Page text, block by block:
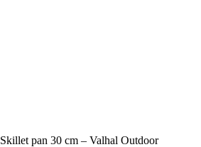
Skillet pan 30 cm – Valhal Outdoor